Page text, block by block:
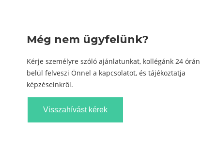
Még nem ügyfelünk?
Kérje személyre szóló ajánlatunkat, kollégánk 24 órán
belül felveszi Önnel a kapcsolatot, és tájékoztatja
képzéseinkről.
Visszahívást kérek